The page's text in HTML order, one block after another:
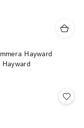
Hayward